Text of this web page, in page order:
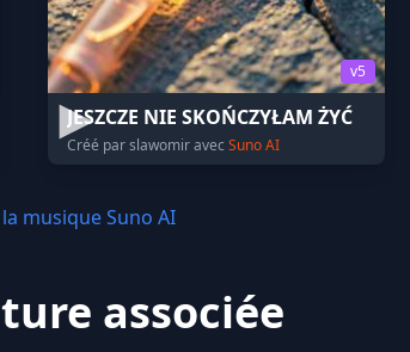
v5
JESZCZE NIE SKOŃCZYŁAM ŻYĆ
Créé par slawomir avec Suno AI
musique Suno AI
associée